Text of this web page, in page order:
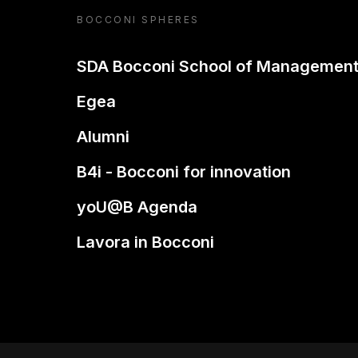
BOCCONI SPHERES
SDA Bocconi School of Management
Egea
Alumni
B4i - Bocconi for innovation
yoU@B Agenda
Lavora in Bocconi